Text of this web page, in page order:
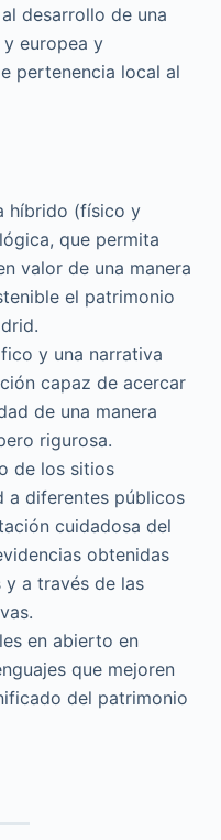
desarrollo de una
europea y
pertenencia local al
híbrido (físico y
que permita
valor de una manera
el patrimonio
y una narrativa
capaz de acercar
de una manera
rigurosa.
de los sitios
a diferentes públicos
cuidadosa del
obtenidas
a través de las
en abierto en
que mejoren
del patrimonio